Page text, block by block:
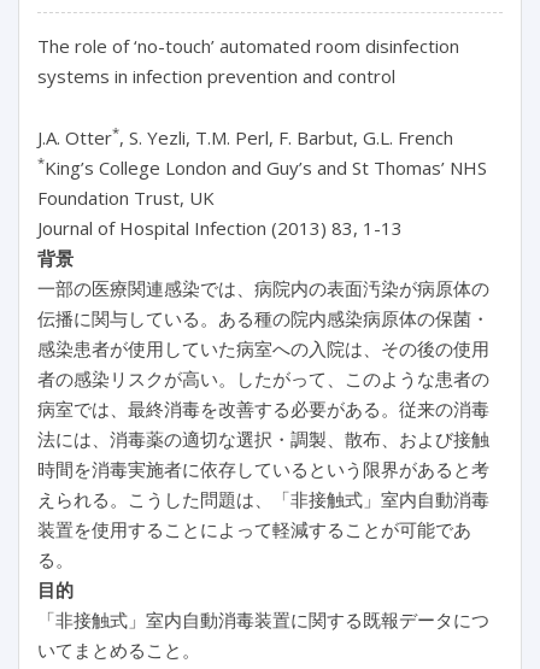
The role of ‘no-touch’ automated room disinfection
systems in infection prevention and control
J.A. Otter*, S. Yezli, T.M. Perl, F. Barbut, G.L. French
*King’s College London and Guy’s and St Thomas’ NHS
Foundation Trust, UK
Journal of Hospital Infection (2013) 83, 1-13
背景
一部の医療関連感染では、病院内の表面汚染が病原体の
伝播に関与している。ある種の院内感染病原体の保菌・
感染患者が使用していた病室への入院は、その後の使用
者の感染リスクが高い。したがって、このような患者の
病室では、最終消毒を改善する必要がある。従来の消毒
法には、消毒薬の適切な選択・調製、散布、および接触
時間を消毒実施者に依存しているという限界があると考
えられる。こうした問題は、「非接触式」室内自動消毒
装置を使用することによって軽減することが可能であ
る。
目的
「非接触式」室内自動消毒装置に関する既報データにつ
いてまとめること。